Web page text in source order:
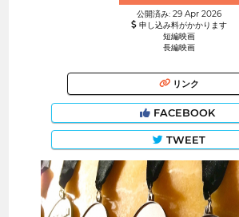
公開済み: 29 Apr 2026
申し込み料がかかります
短編映画
長編映画
リンク
FACEBOOK
TWEET